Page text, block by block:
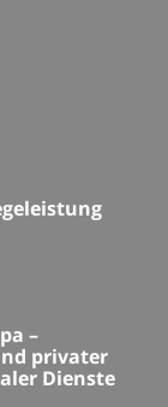
–
privater
Dienste